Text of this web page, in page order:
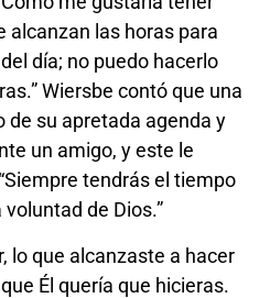
alcanzan las horas para
día; no puedo hacerlo
Wiersbe contó que una
de su apretada agenda y
un amigo, y este le
tendrás el tiempo
de Dios.”
lo que alcanzaste a hacer
Él quería que hicieras.